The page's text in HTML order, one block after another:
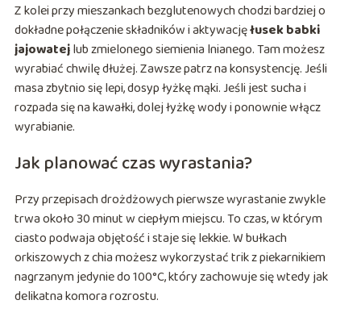
Z kolei przy mieszankach bezglutenowych chodzi bardziej o
dokładne połączenie składników i aktywacjęłusek babki
jajowatejlub zmielonego siemienia lnianego. Tam możesz
wyrabiać chwilę dłużej. Zawsze patrz na konsystencję. Jeśli
masa zbytnio się lepi, dosyp łyżkę mąki. Jeśli jest sucha i
rozpada się na kawałki, dolej łyżkę wody i ponownie włącz
wyrabianie.
Jak planować czas wyrastania?
Przy przepisach drożdżowych pierwsze wyrastanie zwykle
trwa około 30 minut w ciepłym miejscu. To czas, w którym
ciasto podwaja objętość i staje się lekkie. W bułkach
orkiszowych z chia możesz wykorzystać trik z piekarnikiem
nagrzanym jedynie do 100°C, który zachowuje się wtedy jak
delikatna komora rozrostu.